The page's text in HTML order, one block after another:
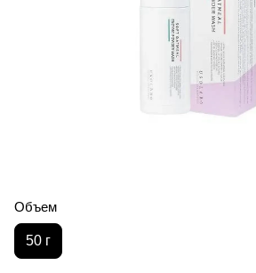
Объем
50 г